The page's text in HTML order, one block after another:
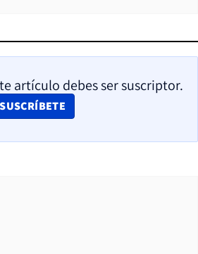
artículo debes ser suscriptor.
SUSCRÍBETE
OPENS IN NEW WINDOW